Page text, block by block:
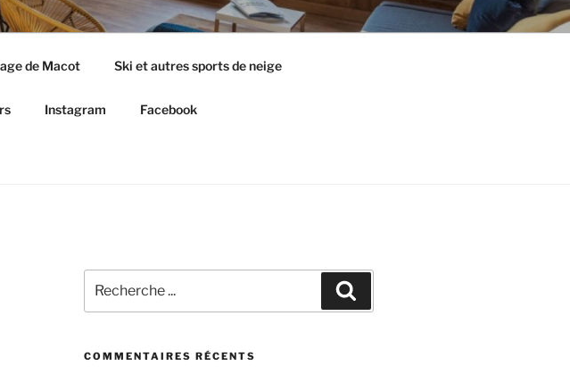
de Macot Ski et autres sports de neige
Instagram Facebook
COMMENTAIRES RÉCENTS